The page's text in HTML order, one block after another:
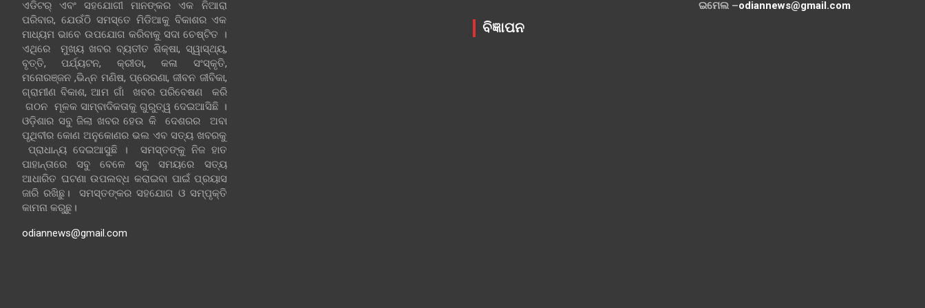
ଏଡିଟର୍ ଏବଂ ସହଯୋଗୀ ମାନଙ୍କର ଏକ ନିଆରା
ପରିବାର, ଯେଉଁଠି ସମସ୍ତେ ମିଡିଆକୁ ବିକାଶର ଏକ
ମାଧ୍ୟମ ଭାବେ ଉପଯୋଗ କରିବାକୁ ସଦା ଚେଷ୍ଟିତ ।
ଏଥିରେ ମୁଖ୍ୟ ଖବର ବ୍ୟତୀତ ଶିକ୍ଷା, ସ୍ୱାସ୍ଥ୍ୟ,
ବୃତ୍ତି, ପର୍ଯ୍ୟଟନ, କ୍ରୀଡା, କଳା ସଂସ୍କୃତି,
ମନୋରଞ୍ଜନ ,ଭିନ୍ନ ମଣିଷ, ପ୍ରେରଣା, ଜୀବନ ଜୀବିକା,
ଗ୍ରାମୀଣ ବିକାଶ, ଆମ ଗାଁ ଖବର ପରିବେଷଣ କରି
ଗଠନ ମୂଳକ ସାମ୍ବାଦିକତାକୁ ଗୁରୁତ୍ୱ ଦେଇଆସିଛି ।
ଓଡ଼ିଶାର ସବୁ ଜିଲା ଖବର ହେଉ କି ଦେଶରର ଅବା
ପୃଥିବୀର କୋଣ ଅନୁକୋଣର ଭଲ ଏବ ସତ୍ୟ ଖବରକୁ
ପ୍ରାଧାନ୍ୟ ଦେଇଆସୁଛି । ସମସ୍ତଙ୍କୁ ନିଜ ହାତ
ପାହାନ୍ତାରେ ସବୁ ବେଳେ ସବୁ ସମୟରେ ସତ୍ୟ
ଆଧାରିତ ଘଟଣା ଉପଲବ୍ଧ କରାଇବା ପାଇଁ ପ୍ରୟାସ
ଜାରି ରଖିଛୁ। ସମସ୍ତଙ୍କର ସହଯୋଗ ଓ ସମ୍ପୃକ୍ତି
କାମନା କରୁଛୁ।
odiannews@gmail.com
ବିଜ୍ଞାପନ
ଇମେଲ –odiannews@gmail.com